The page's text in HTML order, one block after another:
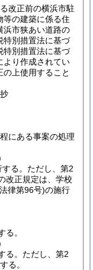
改正前の横浜市駐
等の建築に係る住
浜市狭あい道路の
特別措置法に基づ
特別措置法に基づ
より作成されてい
上使用すること
にある事案の処理
る。 ただし、第2
改正規定は、学校
律第96号)の施行
る。
る。 ただし、第2
る。